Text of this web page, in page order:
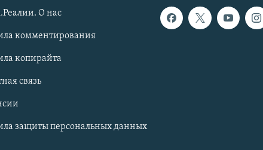
О нас
комментирования
копирайта
связь
защиты персональных данных